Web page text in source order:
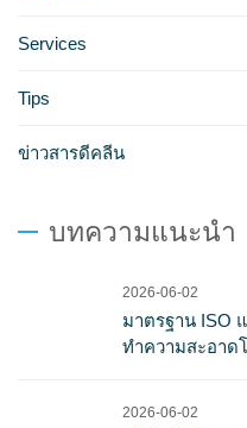
Services
Tips
ข่าวสารดีคลีน
บทความแนะนำ
2026-06-02
มาตรฐาน ISO
ทำความสะอาด
2026-06-02